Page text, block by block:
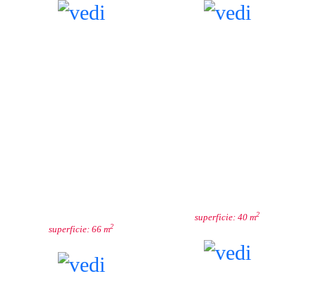
superficie: 66 m2
superficie: 40 m2